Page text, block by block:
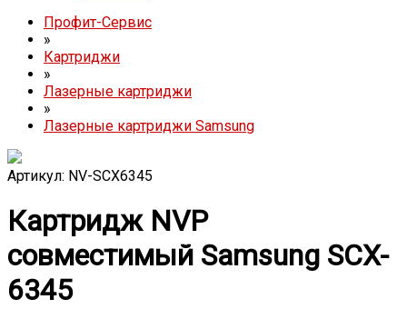
Профит-Сервис
»
Картриджи
»
Лазерные картриджи
»
Лазерные картриджи Samsung
Артикул: NV-SCX6345
Картридж NVP
совместимый Samsung SCX-
6345